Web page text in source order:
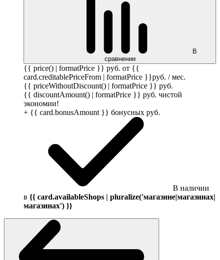
В
сравнении
{{ price() | formatPrice }} руб. от {{
card.creditablePriceFrom | formatPrice }}руб. / мес.
{{ priceWithoutDiscount() | formatPrice }} руб.
{{ discountAmount() | formatPrice }} руб. чистой
экономии!
+ {{ card.bonusAmount }} бонусных руб.
В наличии
в {{ card.availableShops | pluralize('магазине|магазинах|
магазинах') }}